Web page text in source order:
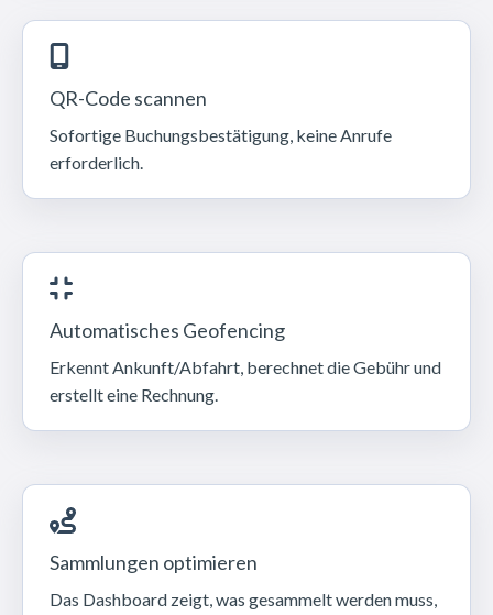
QR-Code scannen
Sofortige Buchungsbestätigung, keine Anrufe
erforderlich.
Automatisches Geofencing
Erkennt Ankunft/Abfahrt, berechnet die Gebühr und
erstellt eine Rechnung.
Sammlungen optimieren
Das Dashboard zeigt, was gesammelt werden muss,